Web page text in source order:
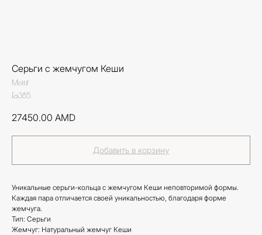
Серьги с жемчугом Кеши
Mottif
Ea385
27450.00 AMD
Добавить в корзину
Уникальные серьги-кольца с жемчугом Кеши неповторимой формы.
Каждая пара отличается своей уникальностью, благодаря форме
жемчуга.
Тип: Серьги
Жемчуг: Натуральный жемчуг Кеши